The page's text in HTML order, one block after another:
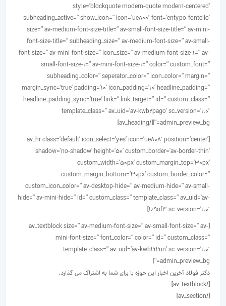
style=’blockquote modern-quote modern-centered’
subheading_active=” show_icon=” icon=’ue800′ font=’entypo-fontello’
size=” av-medium-font-size-title=” av-small-font-size-title=” av-mini-
font-size-title=” subheading_size=” av-medium-font-size=” av-small-
font-size=” av-mini-font-size=” icon_size=” av-medium-font-size-1=” av-
small-font-size-1=” av-mini-font-size-1=” color=” custom_font=”
subheading_color=” seperator_color=” icon_color=” margin=”
margin_sync=’true’ padding=’10’ icon_padding=’10’ headline_padding=”
headline_padding_sync=’true’ link=” link_target=” id=” custom_class=”
template_class=” av_uid=’av-kwb2pago’ sc_version=’1.0′
admin_preview_bg=”][/av_heading]
[av_hr class=’default’ icon_select=’yes’ icon=’ue808′ position=’center’
shadow=’no-shadow’ height=’50’ custom_border=’av-border-thin’
custom_width=’50px’ custom_margin_top=’30px’
custom_margin_bottom=’30px’ custom_border_color=”
custom_icon_color=” av-desktop-hide=” av-medium-hide=” av-small-
hide=” av-mini-hide=” id=” custom_class=” template_class=” av_uid=’av-
1z9of2′ sc_version=’1.0′]
[av_textblock size=” av-medium-font-size=” av-small-font-size=” av-
mini-font-size=” font_color=” color=” id=” custom_class=”
template_class=” av_uid=’av-kwb2r2nn’ sc_version=’1.0′
admin_preview_bg=”]
دکتر فولاد آخرین اخبار این حوزه با برای شما به اشتراک می گذارد.
[/av_textblock]
[/av_section]